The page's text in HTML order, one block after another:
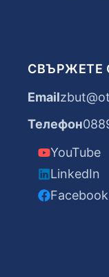
СВЪРЖЕТЕ
Email
Телефон
YouTube
LinkedIn
Facebook